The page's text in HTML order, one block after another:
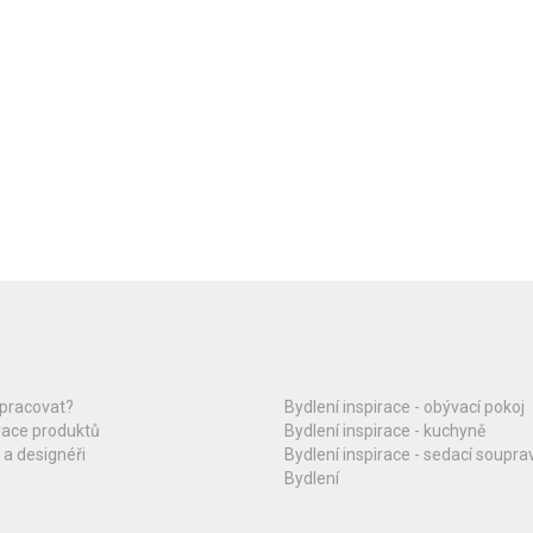
produktů
designéři
Bydlení inspirace - obývací pokoj
Bydlení inspirace - kuchyně
Bydlení inspirace - sedací
Bydlení